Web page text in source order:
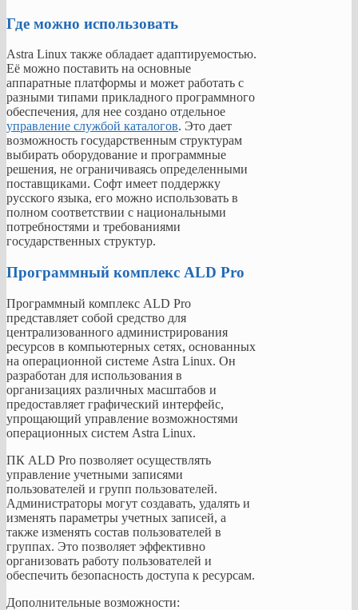
Где можно использовать
Astra Linux также обладает адаптируемостью.
Её можно поставить на основные
аппаратные платформы и может работать с
разными типами прикладного программного
обеспечения, для нее создано отдельное
управление службой каталогов. Это дает
возможность государственным структурам
выбирать оборудование и программные
решения, не ограничиваясь определенными
поставщиками. Софт имеет поддержку
русского языка, его можно использовать в
полном соответствии с национальными
потребностями и требованиями
государственных структур.
Программный комплекс ALD Pro
Программный комплекс ALD Pro
представляет собой средство для
централизованного администрирования
ресурсов в компьютерных сетях, основанных
на операционной системе Astra Linux. Он
разработан для использования в
организациях различных масштабов и
предоставляет графический интерфейс,
упрощающий управление возможностями
операционных систем Astra Linux.
ПК ALD Pro позволяет осуществлять
управление учетными записями
пользователей и групп пользователей.
Администраторы могут создавать, удалять и
изменять параметры учетных записей, а
также изменять состав пользователей в
группах. Это позволяет эффективно
организовать работу пользователей и
обеспечить безопасность доступа к ресурсам.
Дополнительные возможности:
Linux
уровень
надежности
системы.
ОС
имеет
технологии,
которые
помогают
защитить
информацию
от
несанкционированного
дополнительных
средств
безопасности,
таких
как
возможность
контроля
работы
периферийных
устройств
запуск
только
сертифицированного
софта.
Где
можно
использовать